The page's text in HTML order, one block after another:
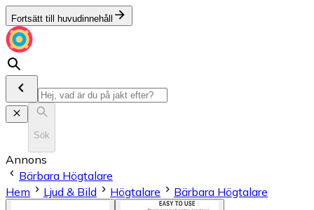
Fortsätt till huvudinnehåll
Sök
Annons
Bärbara Högtalare
Hem
Ljud & Bild Högtalare Bärbara Högtalare